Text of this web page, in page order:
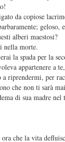
da copiose
alberi maestosi?
nella morte.
la spada per la
appartenere a
riprendermi, per
che non ti sarà
di sua madre
che la vita